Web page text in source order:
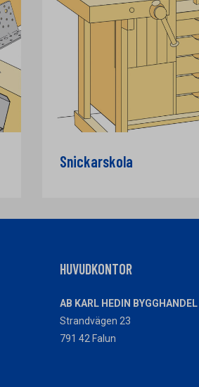
Snickarskola
HUVUDKONTOR
AB KARL HEDIN BYGGHANDEL
Strandvägen 23
791 42 Falun